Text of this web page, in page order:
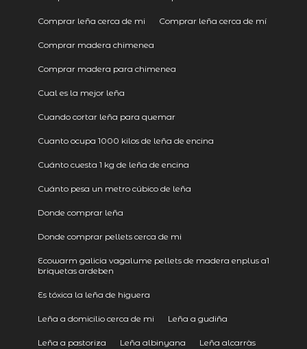
Comprar leña cerca de mi Comprar leña cerca de mí
Comprar madera chimenea
Comprar madera para chimenea
Cual es la mejor leña
Cuando cortar leña para quemar
Cuanto ocupa 1000 kilos de leña de encina
Cuánto cuesta 1 kg de leña de encina
Cuánto pesa un metro cúbico de leña
Donde comprar leña
Donde comprar pellets cerca de mi
Ecowarm galicia vagalume pellets de madera enplus a1
briquetas ardeben
Es tóxica la leña de higuera
Leña a domicilio cerca de mi Leña a gudiña
Leña a pastoriza Leña albinyana Leña alcarràs